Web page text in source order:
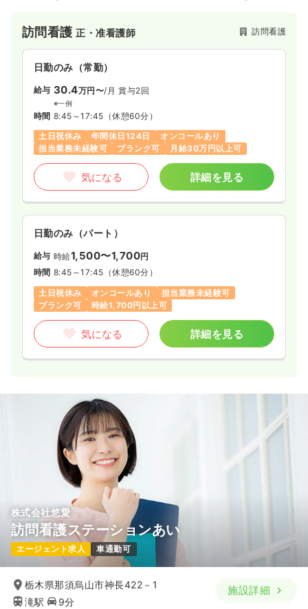
神科訪問看護など幅広く対応し、地域の医療機関と連携しなが
らご利用者様一人ひとりに寄り添った看護を提供しています。
訪問看護正・准看護師 訪問看護
日勤のみ（常勤）
給与 30.4万円〜/月 賞与2回
※一例
時間 8:45～17:45 （休憩60分）
土日祝休み
年間休日124日
オンコールあり
担当業務未経験可
ブランク可 月給30万円以上可
気になる 詳細を見る
日勤のみ（パート）
給与 時給1,500〜1,700円
時間 8:45～17:45 （休憩60分）
土日祝休み
オンコールあり
担当業務未経験可
ブランク可
時給1,700円以上可
気になる 詳細を見る
株式会社悠愛
訪問看護ステーションあい
エージェント求人 車通勤可
栃木県那須烏山市神長422－1
滝駅
9分
施設詳細